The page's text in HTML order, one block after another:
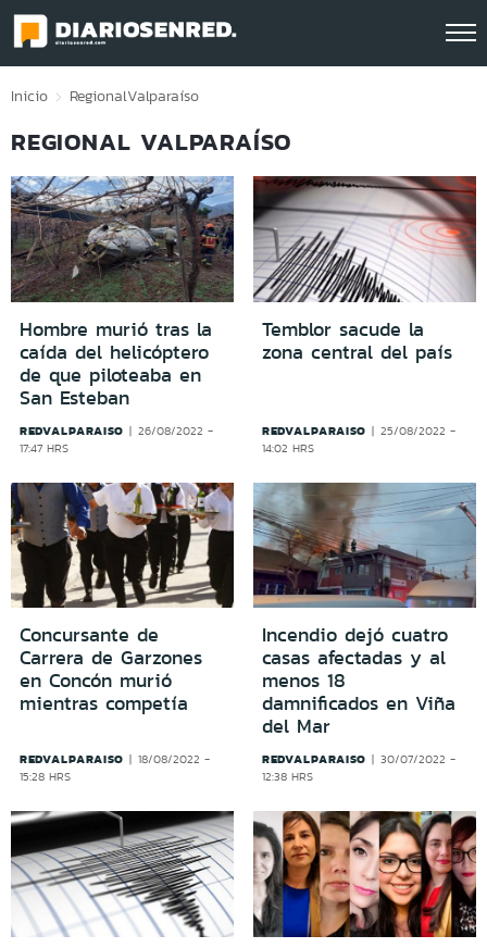
Click acá para ir directamente al contenido
Inicio RegionalValparaíso
REGIONAL VALPARAÍSO
Hombre murió tras la
caída del helicóptero
de que piloteaba en
San Esteban
REDVALPARAISO
26/08/2022 -
17:47 HRS
Temblor sacude la
zona central del país
REDVALPARAISO
25/08/2022 -
14:02 HRS
Concursante de
Carrera de Garzones
en Concón murió
mientras competía
REDVALPARAISO
18/08/2022 -
15:28 HRS
Incendio dejó cuatro
casas afectadas y al
menos 18
damnificados en Viña
del Mar
REDVALPARAISO
30/07/2022 -
12:38 HRS